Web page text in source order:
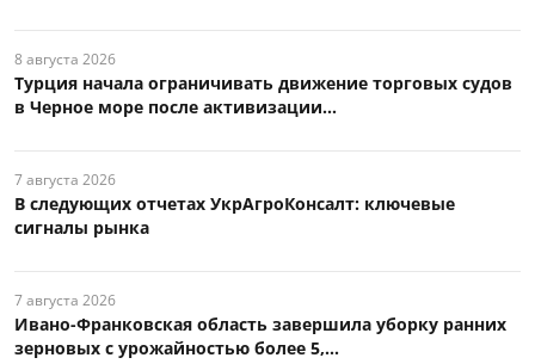
8 августа 2026
Турция начала ограничивать движение торговых судов
в Черное море после активизации...
7 августа 2026
В следующих отчетах УкрАгроКонсалт: ключевые
сигналы рынка
7 августа 2026
Ивано-Франковская область завершила уборку ранних
зерновых с урожайностью более 5,...